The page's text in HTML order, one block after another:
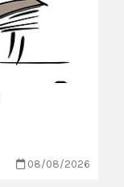
08/08/2026